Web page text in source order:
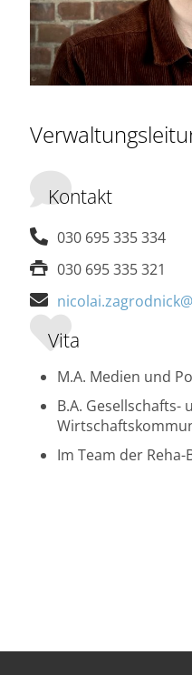
Kontakt
030 695 335 334
030 695 335 321
Vita
M.A. Medien und
B.A. Gesellschafts-
Im Team der